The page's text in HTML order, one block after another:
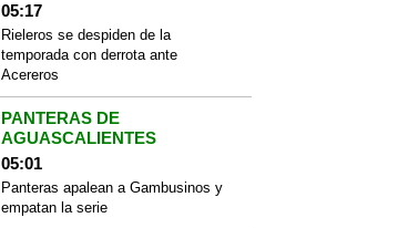
05:17
Rieleros se despiden de la
temporada con derrota ante
Acereros
PANTERAS DE
AGUASCALIENTES
05:01
Panteras apalean a Gambusinos y
empatan la serie